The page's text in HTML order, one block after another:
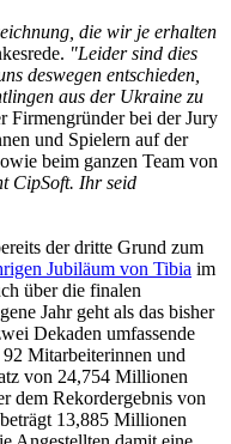
die wir je erhalten
"Leider sind dies
deswegen entschieden,
aus der Ukraine zu
Firmengründer bei der Jury
und Spielern auf der
beim ganzen Team von
CipSoft. Ihr seid
der dritte Grund zum
Jubiläum von Tibia im
über die finalen
Jahr geht als das bisher
Dekaden umfassende
Mitarbeiterinnen und
von 24,754 Millionen
dem Rekordergebnis von
13,885 Millionen